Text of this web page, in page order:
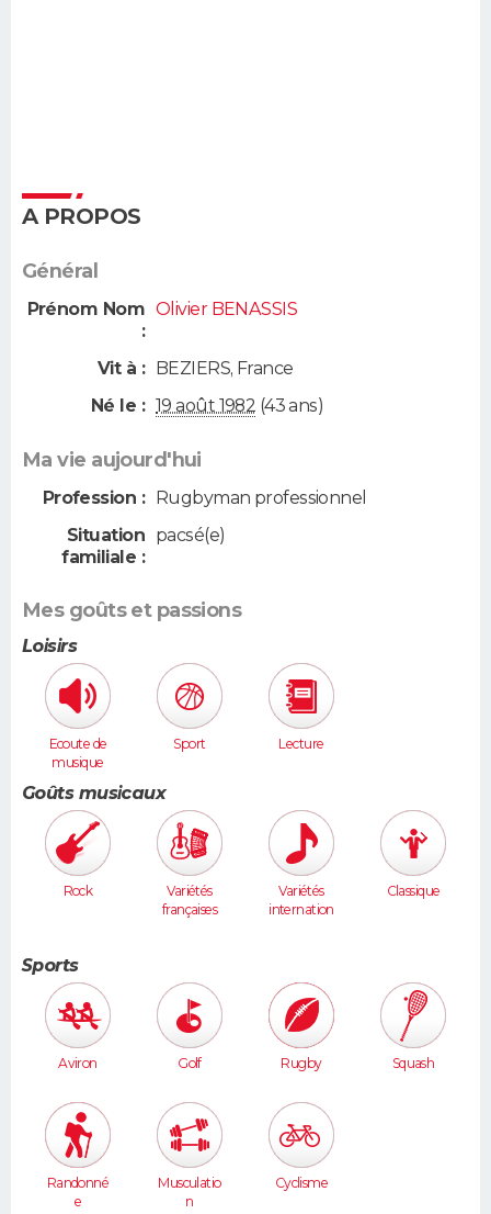
A PROPOS
Général
Prénom Nom
:
Olivier BENASSIS
Vit à : BEZIERS, France
Né le : 19 août 1982 (43 ans)
Ma vie aujourd'hui
Profession : Rugbyman professionnel
Situation
familiale :
pacsé(e)
Mes goûts et passions
Loisirs
Ecoute de
musique
Sport Lecture
Goûts musicaux
Rock
Variétés
françaises
Variétés
internation
Classique
Sports
Aviron Golf Rugby Squash
Randonné
e
Musculatio
n
Cyclisme